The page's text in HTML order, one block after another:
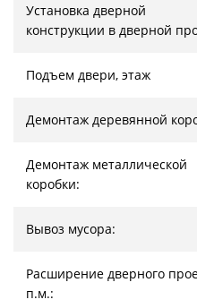
Установка дверной
конструкции в дверной
Подъем двери, этаж
Демонтаж деревянной
Демонтаж металлической
коробки:
Вывоз мусора:
Расширение дверного
п.м.: